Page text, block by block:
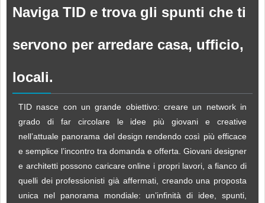
Naviga TID e trova gli spunti che ti
servono per arredare casa, ufficio,
locali.
TID nasce con un grande obiettivo: creare un network in
grado di far circolare le idee più giovani e creative
nell’attuale panorama del design rendendo così più efficace
e semplice l’incontro tra domanda e offerta. Giovani designer
e architetti possono caricare online i propri lavori, a fianco di
quelli dei professionisti già affermati, creando una proposta
unica nel panorama mondiale: un’infinità di idee, spunti,